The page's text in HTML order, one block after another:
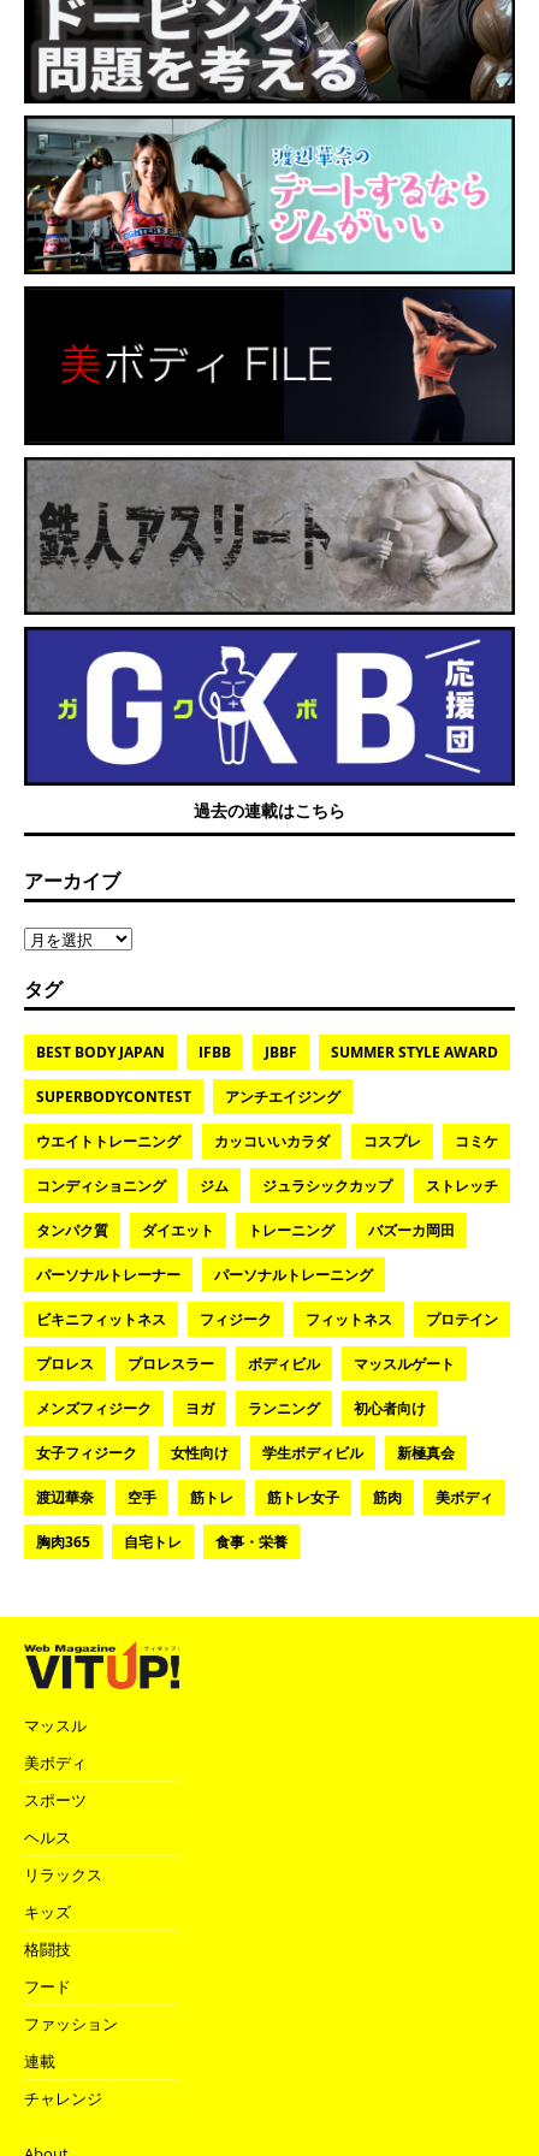
過去の連載はこちら
アーカイブ
タグ
BEST BODY JAPAN IFBB JBBF SUMMER STYLE AWARD
SUPERBODYCONTEST アンチエイジング
ウエイトトレーニング カッコいいカラダ コスプレ コミケ
コンディショニング ジム ジュラシックカップ ストレッチ
タンパク質 ダイエット トレーニング バズーカ岡田
パーソナルトレーナー パーソナルトレーニング
ビキニフィットネス フィジーク フィットネス プロテイン
プロレス プロレスラー ボディビル マッスルゲート
メンズフィジーク ヨガ ランニング 初心者向け
女子フィジーク 女性向け 学生ボディビル 新極真会
渡辺華奈 空手 筋トレ 筋トレ女子 筋肉 美ボディ
胸肉365 自宅トレ 食事・栄養
マッスル
美ボディ
スポーツ
ヘルス
リラックス
キッズ
格闘技
フード
ファッション
連載
チャレンジ